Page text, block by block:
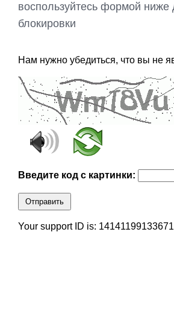
воспользуйтесь формой ниже
блокировки
Нам нужно убедиться, что вы не
Введите код с картинки:
Отправить
Your support ID is: